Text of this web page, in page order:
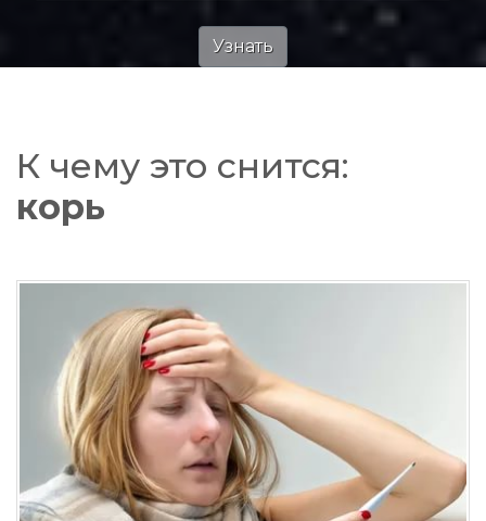
К чему это снится:
корь